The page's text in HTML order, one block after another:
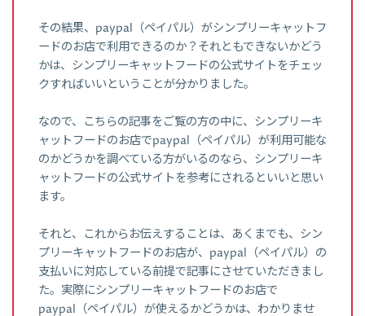
その結果、paypal（ペイパル）がシンプリーキャットフ
ードのお店で利用できるのか？それともできないかどう
かは、シンプリーキャットフードの公式サイトをチェッ
クすればいいということが分かりました。
なので、こちらの記事をご覧の方の中に、シンプリーキ
ャットフードのお店でpaypal（ペイパル）が利用可能な
のかどうかを調べている方がいるのなら、シンプリーキ
ャットフードの公式サイトを参考にされるといいと思い
ます。
それと、これからお伝えすることは、あくまでも、シン
プリーキャットフードのお店が、paypal（ペイパル）の
支払いに対応している前提で記事にさせていただきまし
た。実際にシンプリーキャットフードのお店で
paypal（ペイパル）が使えるかどうかは、わかりませ